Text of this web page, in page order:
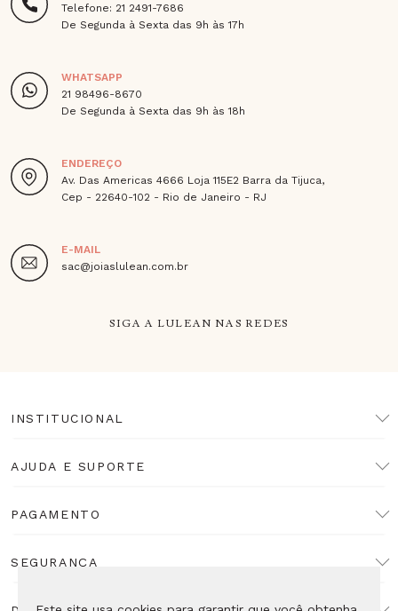
Telefone: 21 2491-7686
De Segunda à Sexta das 9h às 17h
WHATSAPP
21 98496-8670
De Segunda à Sexta das 9h às 18h
ENDEREÇO
Av. Das Americas 4666 Loja 115E2 Barra da Tijuca,
Cep - 22640-102 - Rio de Janeiro - RJ
E-MAIL
sac@joiaslulean.com.br
SIGA A LULEAN NAS REDES
INSTITUCIONAL
AJUDA E SUPORTE
PAGAMENTO
SEGURANÇA